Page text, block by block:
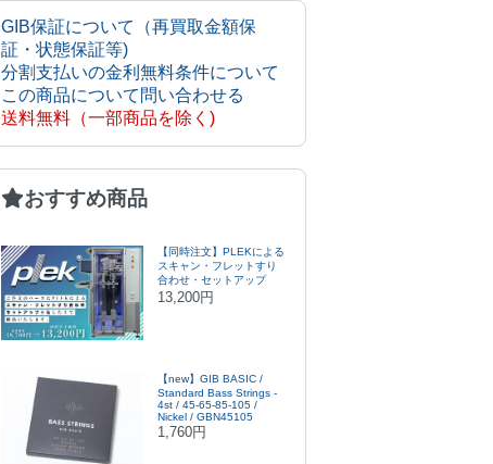
GIB保証について（再買取金額保
証・状態保証等)
分割支払いの金利無料条件について
この商品について問い合わせる
送料無料（一部商品を除く)
おすすめ商品
【同時注文】PLEKによる
スキャン・フレットすり
合わせ・セットアップ
13,200円
【new】GIB BASIC /
Standard Bass Strings -
4st / 45-65-85-105 /
Nickel / GBN45105
1,760円